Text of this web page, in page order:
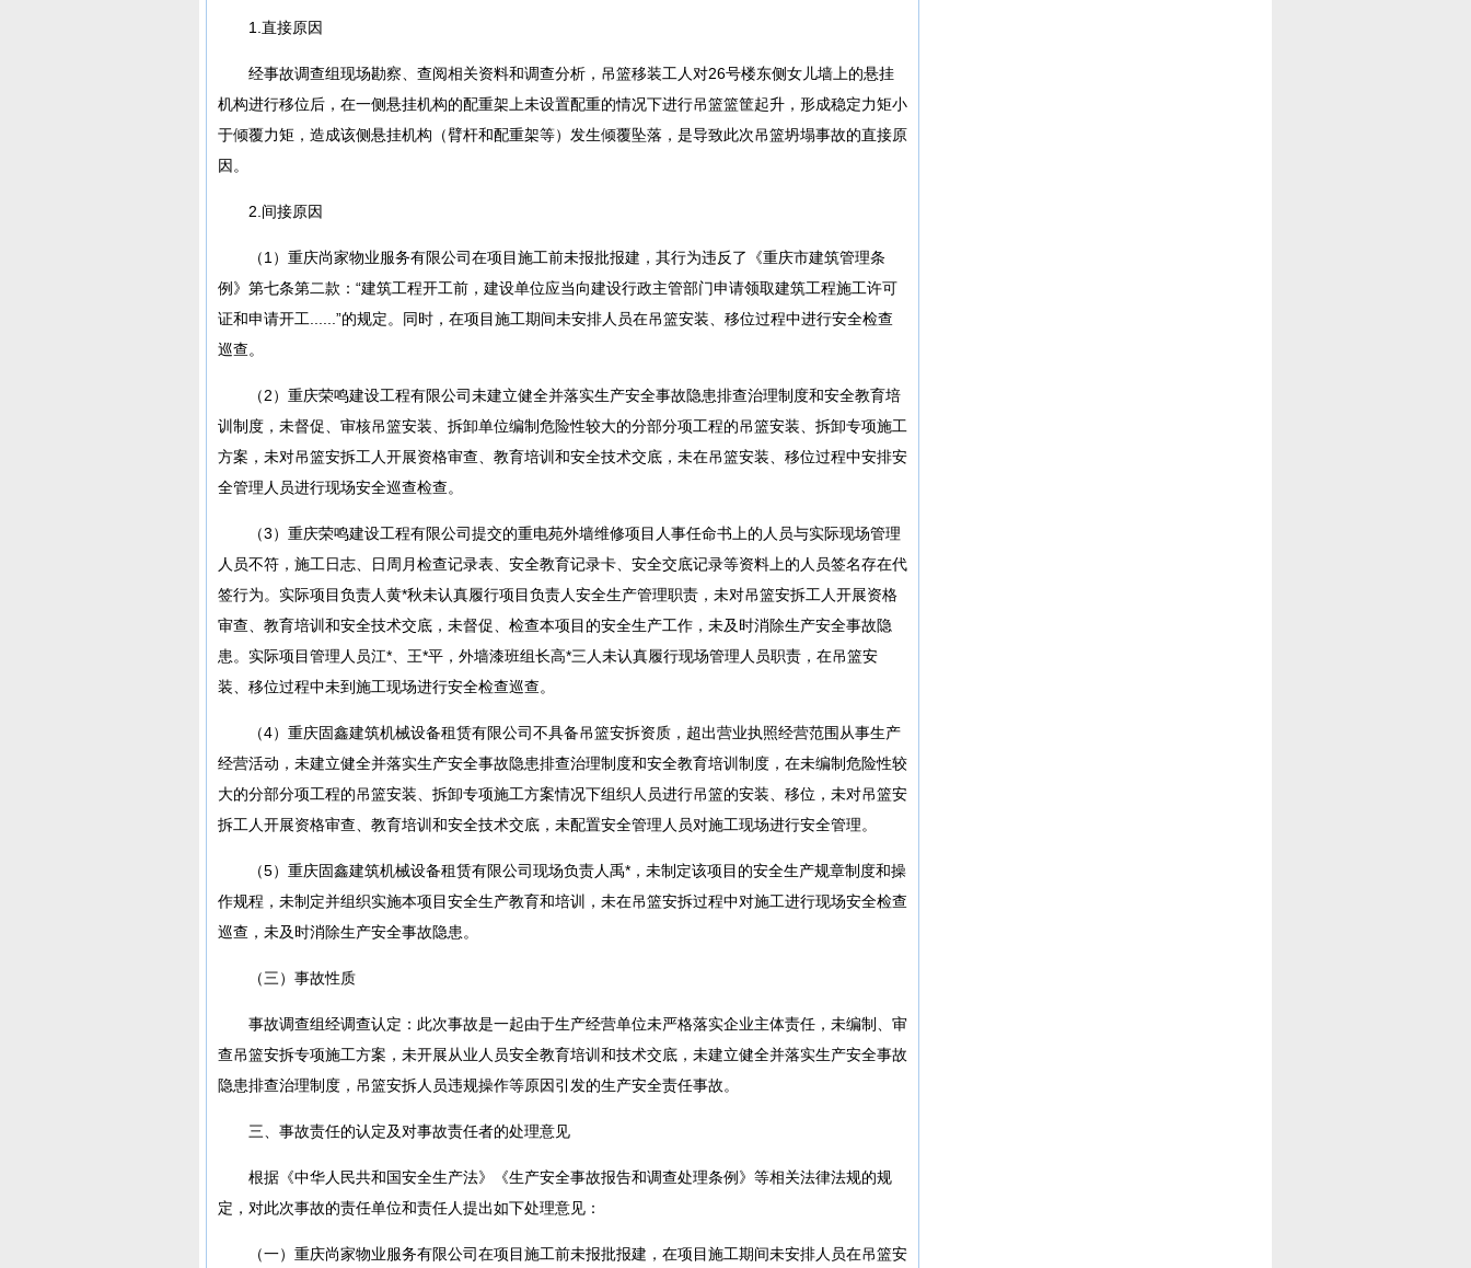
1.直接原因
经事故调查组现场勘察、查阅相关资料和调查分析，吊篮移装工人对26号楼东侧女儿墙上的悬挂
机构进行移位后，在一侧悬挂机构的配重架上未设置配重的情况下进行吊篮篮筐起升，形成稳定力矩小
于倾覆力矩，造成该侧悬挂机构（臂杆和配重架等）发生倾覆坠落，是导致此次吊篮坍塌事故的直接原
因。
2.间接原因
（1）重庆尚家物业服务有限公司在项目施工前未报批报建，其行为违反了《重庆市建筑管理条
例》第七条第二款：“建筑工程开工前，建设单位应当向建设行政主管部门申请领取建筑工程施工许可
证和申请开工......”的规定。同时，在项目施工期间未安排人员在吊篮安装、移位过程中进行安全检查
巡查。
（2）重庆荣鸣建设工程有限公司未建立健全并落实生产安全事故隐患排查治理制度和安全教育培
训制度，未督促、审核吊篮安装、拆卸单位编制危险性较大的分部分项工程的吊篮安装、拆卸专项施工
方案，未对吊篮安拆工人开展资格审查、教育培训和安全技术交底，未在吊篮安装、移位过程中安排安
全管理人员进行现场安全巡查检查。
（3）重庆荣鸣建设工程有限公司提交的重电苑外墙维修项目人事任命书上的人员与实际现场管理
人员不符，施工日志、日周月检查记录表、安全教育记录卡、安全交底记录等资料上的人员签名存在代
签行为。实际项目负责人黄*秋未认真履行项目负责人安全生产管理职责，未对吊篮安拆工人开展资格
审查、教育培训和安全技术交底，未督促、检查本项目的安全生产工作，未及时消除生产安全事故隐
患。实际项目管理人员江*、王*平，外墙漆班组长高*三人未认真履行现场管理人员职责，在吊篮安
装、移位过程中未到施工现场进行安全检查巡查。
（4）重庆固鑫建筑机械设备租赁有限公司不具备吊篮安拆资质，超出营业执照经营范围从事生产
经营活动，未建立健全并落实生产安全事故隐患排查治理制度和安全教育培训制度，在未编制危险性较
大的分部分项工程的吊篮安装、拆卸专项施工方案情况下组织人员进行吊篮的安装、移位，未对吊篮安
拆工人开展资格审查、教育培训和安全技术交底，未配置安全管理人员对施工现场进行安全管理。
（5）重庆固鑫建筑机械设备租赁有限公司现场负责人禹*，未制定该项目的安全生产规章制度和操
作规程，未制定并组织实施本项目安全生产教育和培训，未在吊篮安拆过程中对施工进行现场安全检查
巡查，未及时消除生产安全事故隐患。
（三）事故性质
事故调查组经调查认定：此次事故是一起由于生产经营单位未严格落实企业主体责任，未编制、审
查吊篮安拆专项施工方案，未开展从业人员安全教育培训和技术交底，未建立健全并落实生产安全事故
隐患排查治理制度，吊篮安拆人员违规操作等原因引发的生产安全责任事故。
三、事故责任的认定及对事故责任者的处理意见
根据《中华人民共和国安全生产法》《生产安全事故报告和调查处理条例》等相关法律法规的规
定，对此次事故的责任单位和责任人提出如下处理意见：
（一）重庆尚家物业服务有限公司在项目施工前未报批报建，在项目施工期间未安排人员在吊篮安